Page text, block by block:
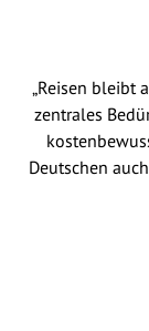
„Reisen bleibt
zentrales
Deutschen